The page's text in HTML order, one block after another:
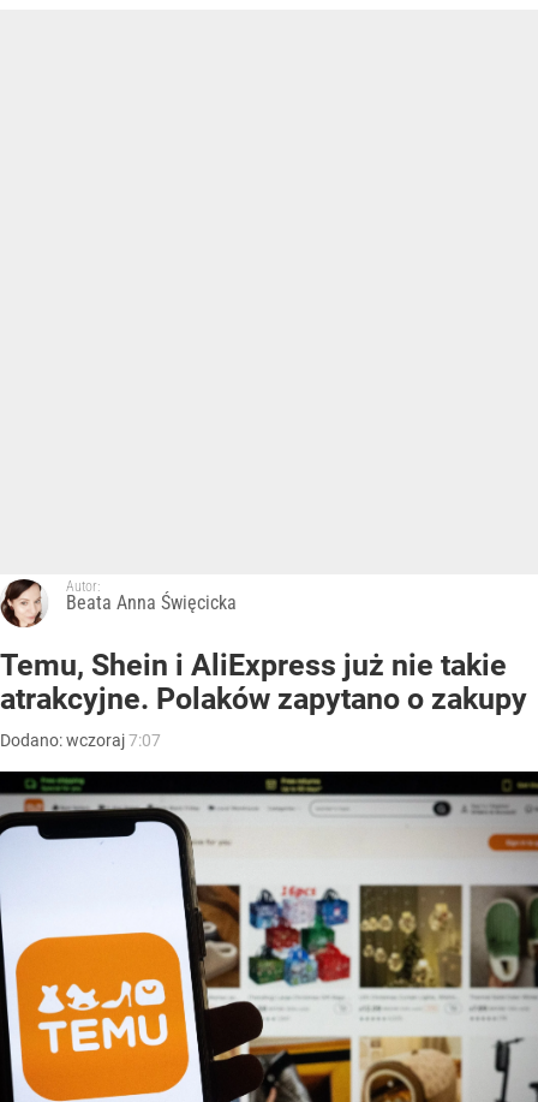
Autor:
Beata Anna Święcicka
Temu, Shein i AliExpress już nie takie
atrakcyjne. Polaków zapytano o zakupy
Dodano:wczoraj7:07